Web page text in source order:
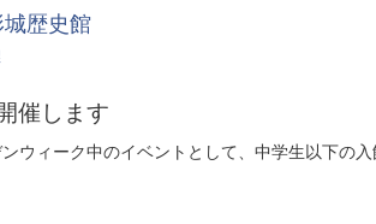
歴史館
催します
ウィーク中のイベントとして、中学生以下の入